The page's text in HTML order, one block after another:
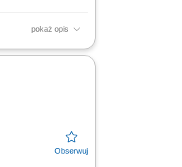
pokaż opis
procesu